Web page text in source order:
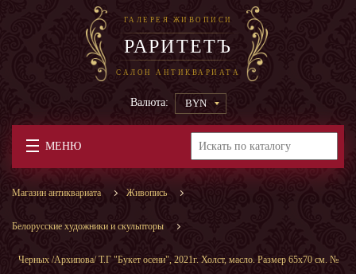
ГАЛЕРЕЯ ЖИВОПИСИ
РАРИТЕТЪ
САЛОН АНТИКВАРИАТА
Валюта: BYN
МЕНЮ
Магазин антиквариата Живопись
Белорусские художники и скульпторы
Черных /Архипова/ Т.Г "Букет осени", 2021г. Холст, масло. Размер 65х70 см. №